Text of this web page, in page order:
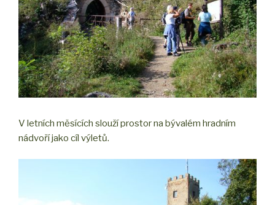
V letních měsících slouží prostor na bývalém hradním
nádvoří jako cíl výletů.